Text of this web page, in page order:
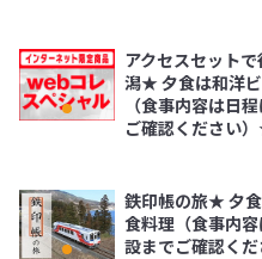
アクセスセット
潟★ 夕食は和洋
（食事内容は日
ご確認ください
鉄印帳の旅★ 夕
食料理（食事内
設までご確認く